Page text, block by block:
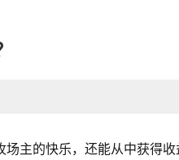
主的快乐，还能从中获得收